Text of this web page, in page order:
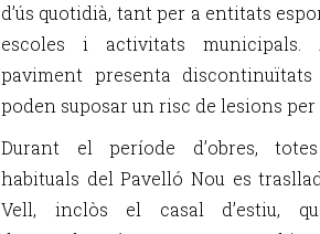
d’ús quotidià, tant per a entitats
escoles i activitats municipals.
paviment presenta
poden suposar un risc de lesions per
Durant el període d’obres,
habituals del Pavelló Nou es
Vell, inclòs el casal d’estiu,